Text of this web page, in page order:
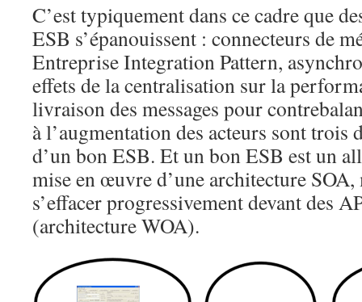
C’est typiquement dans ce cadre que
ESB s’épanouissent : connecteurs de
Entreprise Integration Pattern,
effets de la centralisation sur la
livraison des messages pour
à l’augmentation des acteurs sont trois
d’un bon ESB. Et un bon ESB est un
mise en œuvre d’une architecture SOA,
s’effacer progressivement devant des
(architecture WOA).